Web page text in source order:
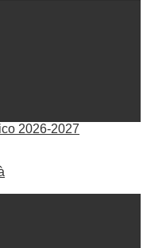
2026-2027